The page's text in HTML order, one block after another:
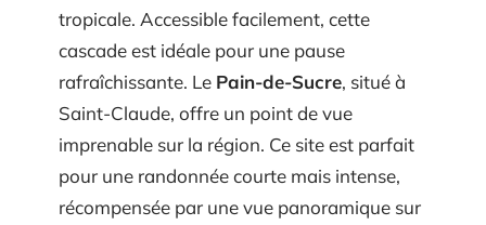
tropicale. Accessible facilement, cette
cascade est idéale pour une pause
rafraîchissante. Le Pain-de-Sucre, situé à
Saint-Claude, offre un point de vue
imprenable sur la région. Ce site est parfait
pour une randonnée courte mais intense,
récompensée par une vue panoramique sur